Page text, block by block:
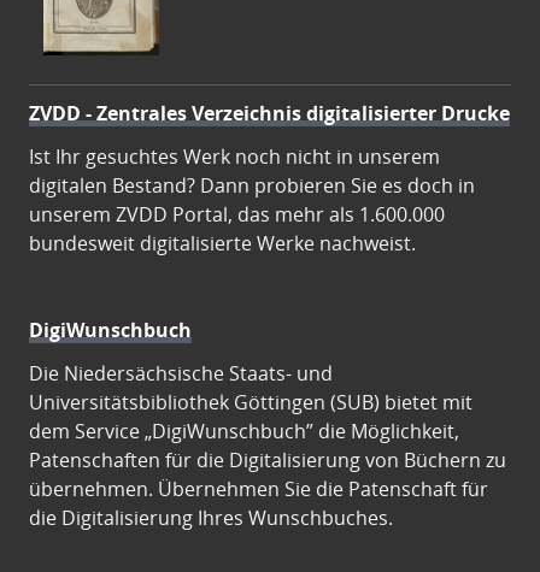
ZVDD - Zentrales Verzeichnis digitalisierter Drucke
Ist Ihr gesuchtes Werk noch nicht in unserem
digitalen Bestand? Dann probieren Sie es doch in
unserem ZVDD Portal, das mehr als 1.600.000
bundesweit digitalisierte Werke nachweist.
DigiWunschbuch
Die Niedersächsische Staats- und
Universitätsbibliothek Göttingen (SUB) bietet mit
dem Service „DigiWunschbuch” die Möglichkeit,
Patenschaften für die Digitalisierung von Büchern zu
übernehmen. Übernehmen Sie die Patenschaft für
die Digitalisierung Ihres Wunschbuches.